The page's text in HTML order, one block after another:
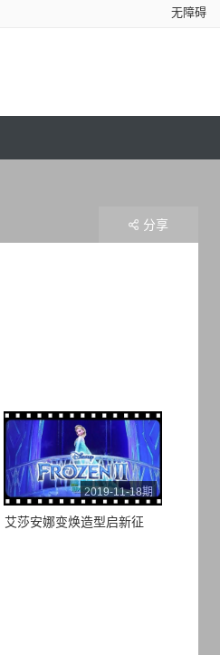
无障碍
分享
2019-11-18期
艾莎安娜变焕造型启新征